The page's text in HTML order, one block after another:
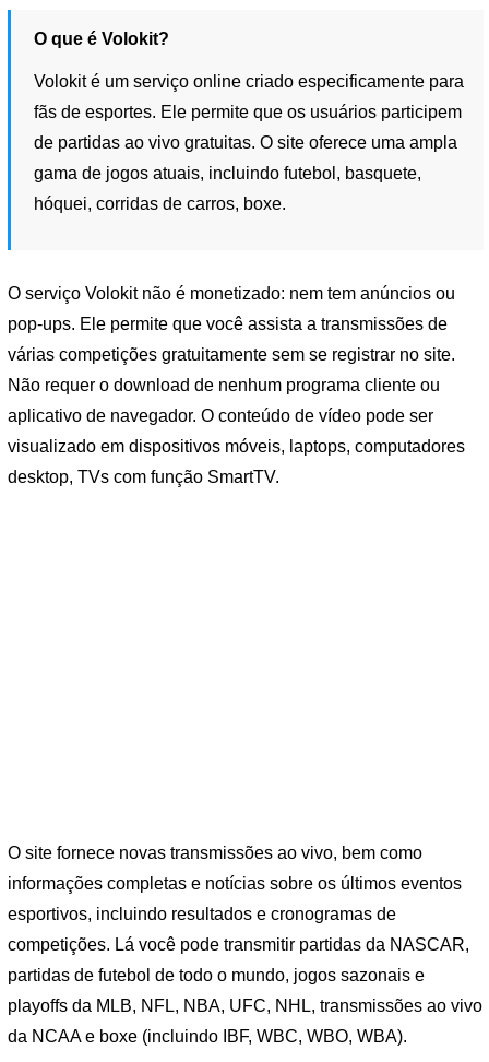
O que é Volokit?
Volokit é um serviço online criado especificamente para
fãs de esportes. Ele permite que os usuários participem
de partidas ao vivo gratuitas. O site oferece uma ampla
gama de jogos atuais, incluindo futebol, basquete,
hóquei, corridas de carros, boxe.
O serviço Volokit não é monetizado: nem tem anúncios ou
pop-ups. Ele permite que você assista a transmissões de
várias competições gratuitamente sem se registrar no site.
Não requer o download de nenhum programa cliente ou
aplicativo de navegador. O conteúdo de vídeo pode ser
visualizado em dispositivos móveis, laptops, computadores
desktop, TVs com função SmartTV.
O site fornece novas transmissões ao vivo, bem como
informações completas e notícias sobre os últimos eventos
esportivos, incluindo resultados e cronogramas de
competições. Lá você pode transmitir partidas da NASCAR,
partidas de futebol de todo o mundo, jogos sazonais e
playoffs da MLB, NFL, NBA, UFC, NHL, transmissões ao vivo
da NCAA e boxe (incluindo IBF, WBC, WBO, WBA).